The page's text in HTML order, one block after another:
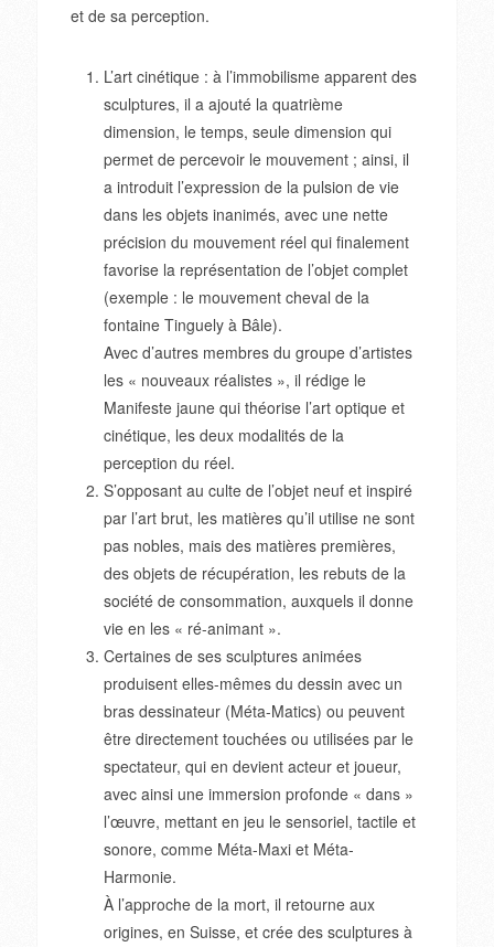
et de sa perception.
L’art cinétique : à l’immobilisme apparent des
sculptures, il a ajouté la quatrième
dimension, le temps, seule dimension qui
permet de percevoir le mouvement ; ainsi, il
a introduit l’expression de la pulsion de vie
dans les objets inanimés, avec une nette
précision du mouvement réel qui finalement
favorise la représentation de l’objet complet
(exemple : le mouvement cheval de la
fontaine Tinguely à Bâle).
Avec d’autres membres du groupe d’artistes
les « nouveaux réalistes », il rédige le
Manifeste jaune qui théorise l’art optique et
cinétique, les deux modalités de la
perception du réel.
S’opposant au culte de l’objet neuf et inspiré
par l’art brut, les matières qu’il utilise ne sont
pas nobles, mais des matières premières,
des objets de récupération, les rebuts de la
société de consommation, auxquels il donne
vie en les « ré-animant ».
Certaines de ses sculptures animées
produisent elles-mêmes du dessin avec un
bras dessinateur (Méta-Matics) ou peuvent
être directement touchées ou utilisées par le
spectateur, qui en devient acteur et joueur,
avec ainsi une immersion profonde « dans »
l’œuvre, mettant en jeu le sensoriel, tactile et
sonore, comme Méta-Maxi et Méta-
Harmonie.
À l’approche de la mort, il retourne aux
origines, en Suisse, et crée des sculptures à